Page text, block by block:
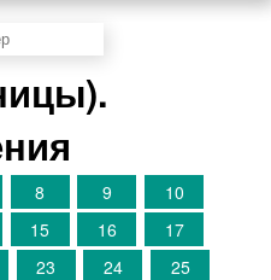
8 9
10
15 16
17
23 24
25